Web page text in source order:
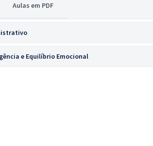
Aulas em PDF
e Equilíbrio Emocional